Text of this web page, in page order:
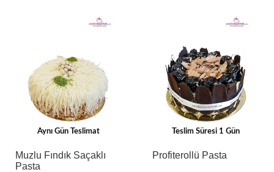
Aynı Gün Teslimat
Muzlu Fındık Saçaklı
Pasta
Teslim Süresi 1 Gün
Profiterollü Pasta